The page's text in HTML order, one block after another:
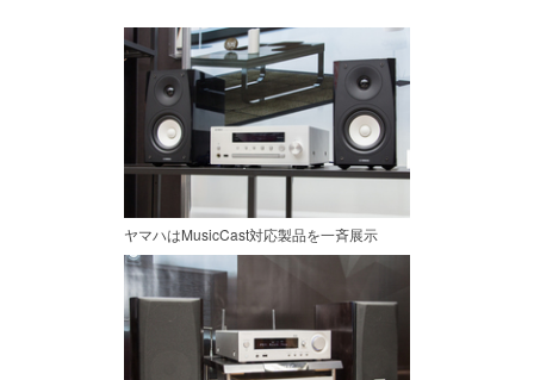
ヤマハはMusicCast対応製品を一斉展示